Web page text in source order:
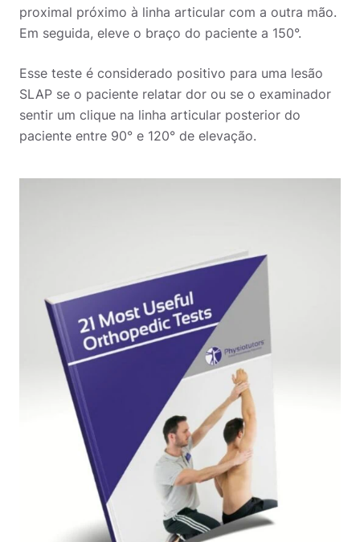
proximal próximo à linha articular com a outra mão.
Em seguida, eleve o braço do paciente a 150°.
Esse teste é considerado positivo para uma lesão
SLAP se o paciente relatar dor ou se o examinador
sentir um clique na linha articular posterior do
paciente entre 90° e 120° de elevação.